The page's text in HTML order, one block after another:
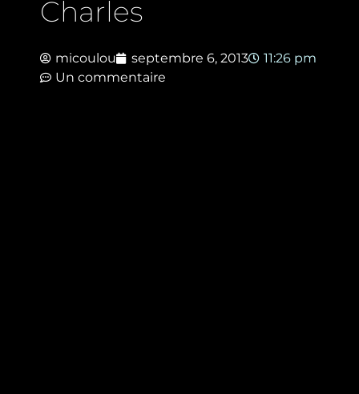
Charles
micoulou septembre 6, 2013
11:26 pm
Un commentaire